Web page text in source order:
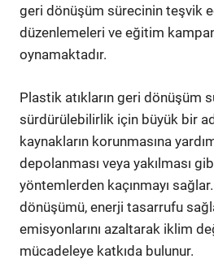
geri dönüşüm sürecinin teşvik
düzenlemeleri ve eğitim
oynamaktadır.
Plastik atıkların geri dönüşüm
sürdürülebilirlik için büyük bir
kaynakların korunmasına
depolanması veya yakılması
yöntemlerden kaçınmayı
dönüşümü, enerji tasarrufu
emisyonlarını azaltarak iklim
mücadeleye katkıda bulunur.